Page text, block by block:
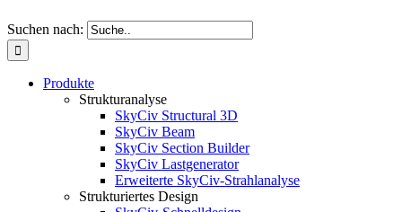
Suchen nach:
Produkte
Strukturanalyse
SkyCiv Structural 3D
SkyCiv Beam
SkyCiv Section Builder
SkyCiv Lastgenerator
Erweiterte SkyCiv-Strahlanalyse
Strukturiertes Design